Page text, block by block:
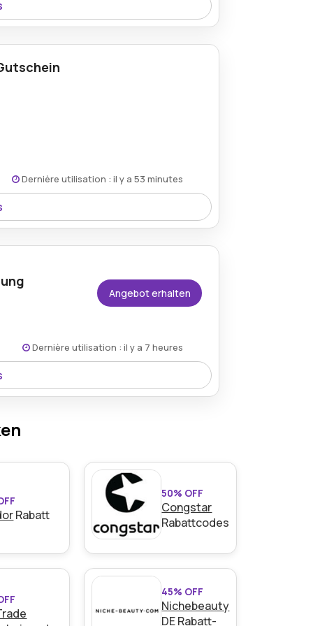
du marchand.
Dernière utilisation : il y a 53 minutes
du marchand.
Angebot erhalten
Dernière utilisation : il y a 7 heures
du marchand.
Rabatt
50% OFF
Congstar
Rabattcodes
45% OFF
Nichebeauty
DERabatt-